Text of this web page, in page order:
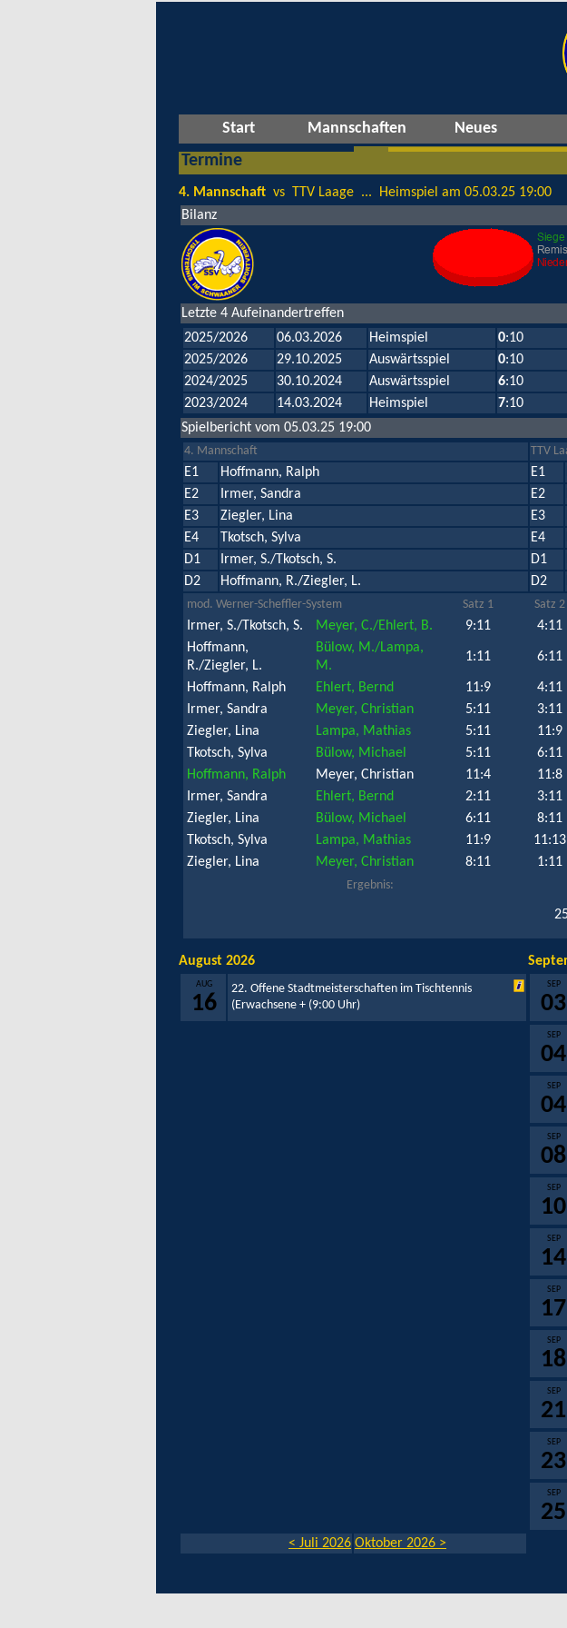
Start Mannschaften Neues
Termine
4. Mannschaft vs TTV Laage ... Heimspiel am 05.03.25 19:00
Bilanz
Letzte 4 Aufeinandertreffen
2025/2026
06.03.2026 Heimspiel 0:10
2025/2026
29.10.2025 Auswärtsspiel 0:10
2024/2025
30.10.2024 Auswärtsspiel 6:10
2023/2024
14.03.2024 Heimspiel 7:10
Spielbericht vom 05.03.25 19:00
4. Mannschaft TTV
E1 Hoffmann, Ralph E1
E2
Irmer, Sandra E2
E3
Ziegler, Lina E3
E4
Tkotsch, Sylva E4
D1
Irmer, S./Tkotsch, S. D1
D2
Hoffmann, R./Ziegler, L. D2
mod. Werner-Scheffler-System Satz 1 Satz 2
Irmer, S./Tkotsch, S. Meyer, C./Ehlert, B. 9:11 4:11
Hoffmann,
R./Ziegler, L.
Bülow, M./Lampa,
M.
1:11 6:11
Hoffmann, Ralph Ehlert, Bernd 11:9 4:11
Irmer, Sandra
Meyer, Christian 5:11 3:11
Ziegler, Lina
Lampa, Mathias 5:11 11:9
Tkotsch, Sylva
Bülow, Michael 5:11 6:11
Hoffmann, Ralph
Meyer, Christian 11:4 11:8
Irmer, Sandra
Ehlert, Bernd 2:11 3:11
Ziegler, Lina
Bülow, Michael 6:11 8:11
Tkotsch, Sylva
Lampa, Mathias 11:9 11:13
Ziegler, Lina
Meyer, Christian 8:11 1:11
Ergebnis:
August 2026
AUG
16
22. Offene Stadtmeisterschaften im Tischtennis
(Erwachsene + (9:00 Uhr)
SEP
03
SEP
04
SEP
04
SEP
08
SEP
10
SEP
14
SEP
17
SEP
18
SEP
21
SEP
23
SEP
25
< Juli 2026 Oktober 2026 >